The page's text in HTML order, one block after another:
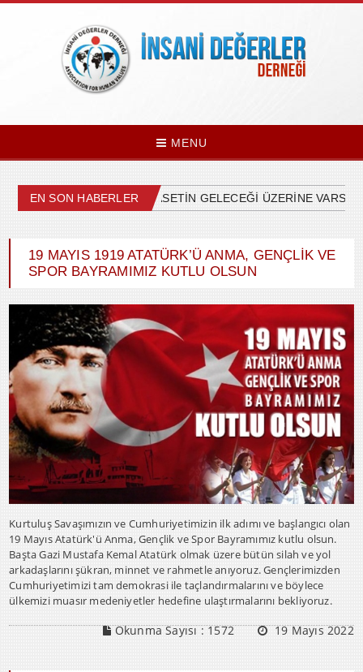
MENU
EN SON HABERLER
ÜLKEMİZDEKİ SİYASETİN GELECEĞİ ÜZERİNE
19 MAYIS 1919 ATATÜRK’Ü ANMA, GENÇLİK VE
SPOR BAYRAMIMIZ KUTLU OLSUN
Kurtuluş Savaşımızın ve Cumhuriyetimizin ilk adımı ve başlangıcı olan
19 Mayıs Atatürk'ü Anma, Gençlik ve Spor Bayramımız kutlu olsun.
Başta Gazi Mustafa Kemal Atatürk olmak üzere bütün silah ve yol
arkadaşlarını şükran, minnet ve rahmetle anıyoruz. Gençlerimizden
Cumhuriyetimizi tam demokrasi ile taçlandırmalarını ve böylece
ülkemizi muasır medeniyetler hedefine ulaştırmalarını bekliyoruz.
Okunma Sayısı :1572 19 Mayıs 2022